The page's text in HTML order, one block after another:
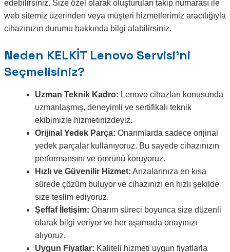
edebilirsiniz. Size özel olarak oluşturulan takip numarası ile
web sitemiz üzerinden veya müşteri hizmetlerimiz aracılığıyla
cihazınızın durumu hakkında bilgi alabilirsiniz.
Neden KELKİT Lenovo Servisi’ni
Seçmelisiniz?
Uzman Teknik Kadro: Lenovo cihazları konusunda
uzmanlaşmış, deneyimli ve sertifikalı teknik
ekibimizle hizmetinizdeyiz.
Orijinal Yedek Parça: Onarımlarda sadece orijinal
yedek parçalar kullanıyoruz. Bu sayede cihazınızın
performansını ve ömrünü koruyoruz.
Hızlı ve Güvenilir Hizmet: Arızalarınıza en kısa
sürede çözüm buluyor ve cihazınızı en hızlı şekilde
size teslim ediyoruz.
Şeffaf İletişim: Onarım süreci boyunca size düzenli
olarak bilgi veriyor ve her aşamada onayınızı
alıyoruz.
Uygun Fiyatlar: Kaliteli hizmeti uygun fiyatlarla